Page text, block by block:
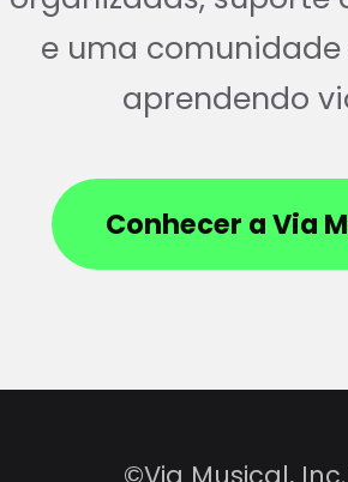
e uma comunidade
aprendendo
Conhecer a Via